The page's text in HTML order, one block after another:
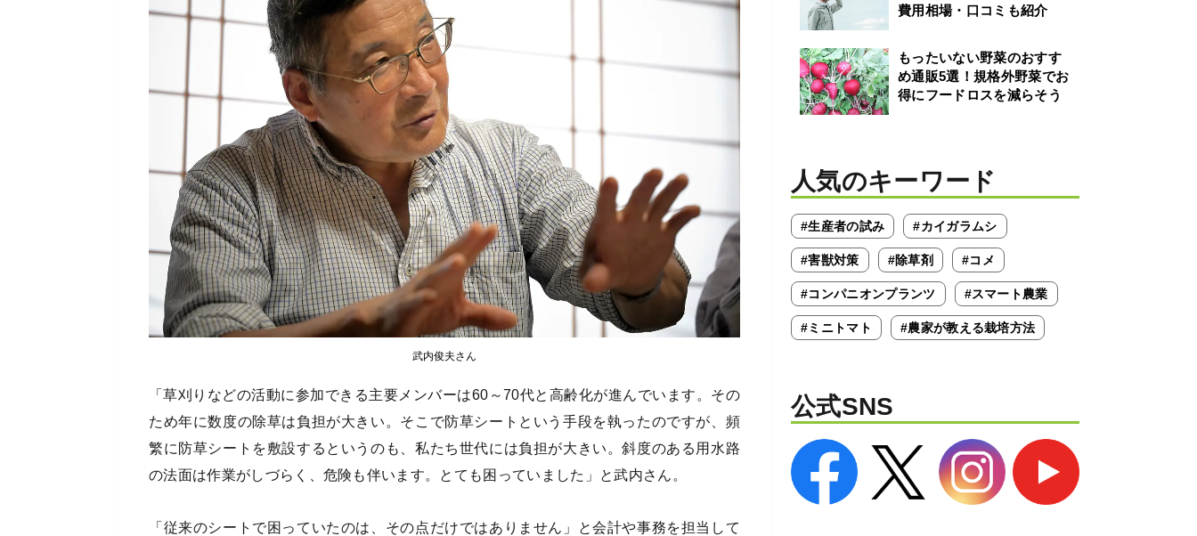
武内俊夫さん
「草刈りなどの活動に参加できる主要メンバーは60～70代と高齢化が進んでいます。その
ため年に数度の除草は負担が大きい。そこで防草シートという手段を執ったのですが、頻
繁に防草シートを敷設するというのも、私たち世代には負担が大きい。斜度のある用水路
の法面は作業がしづらく、危険も伴います。とても困っていました」と武内さん。
「従来のシートで困っていたのは、その点だけではありません」と会計や事務を担当して
費用相場・口コミも紹介
もったいない野菜のおすす
め通販5選！規格外野菜でお
得にフードロスを減らそう
人気のキーワード
#生産者の試み #カイガラムシ
#害獣対策 #除草剤 #コメ
#コンパニオンプランツ #スマート農業
#ミニトマト #農家が教える栽培方法
公式SNS